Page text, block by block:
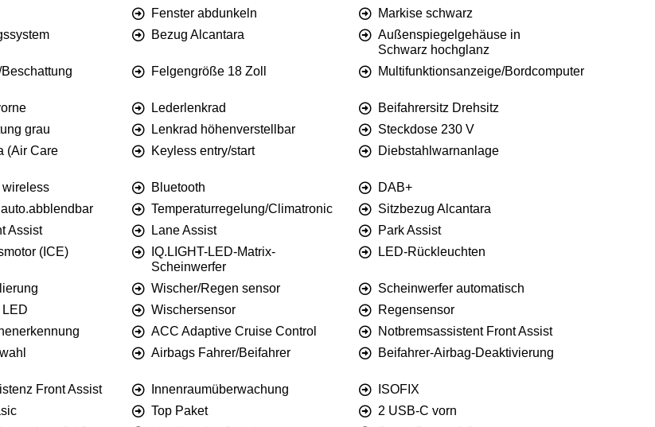
Fenster abdunkeln
Markise schwarz
Bezug Alcantara
Außenspiegelgehäuse in
Schwarz hochglanz
Felgengröße 18 Zoll Multifunktionsanzeige/Bordcomputer
Lederlenkrad
Beifahrersitz Drehsitz
grau Lenkrad höhenverstellbar
Steckdose 230 V
(Air Care
Keyless entry/start Diebstahlwarnanlage
Bluetooth
DAB+
Temperaturregelung/Climatronic
Sitzbezug Alcantara
Assist Lane Assist
Park Assist
(ICE)
IQ.LIGHT-LED-Matrix-
Scheinwerfer
LED-Rückleuchten
Wischer/Regen sensor
Scheinwerfer automatisch
Wischersensor
Regensensor
ACC Adaptive Cruise Control
Notbremsassistent Front Assist
Airbags Fahrer/Beifahrer Beifahrer-Airbag-Deaktivierung
Front Assist Innenraumüberwachung
ISOFIX
Top Paket
2 USB-C vorn